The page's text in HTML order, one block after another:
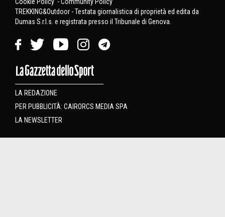
TREKKING&Outdoor - Testata giornalistica di proprietà ed edita da
Dumas S.r.l.s. e registrata presso il Tribunale di Genova.
LA REDAZIONE
PER PUBBLICITÀ: CAIRORCS MEDIA SPA
LA NEWSLETTER